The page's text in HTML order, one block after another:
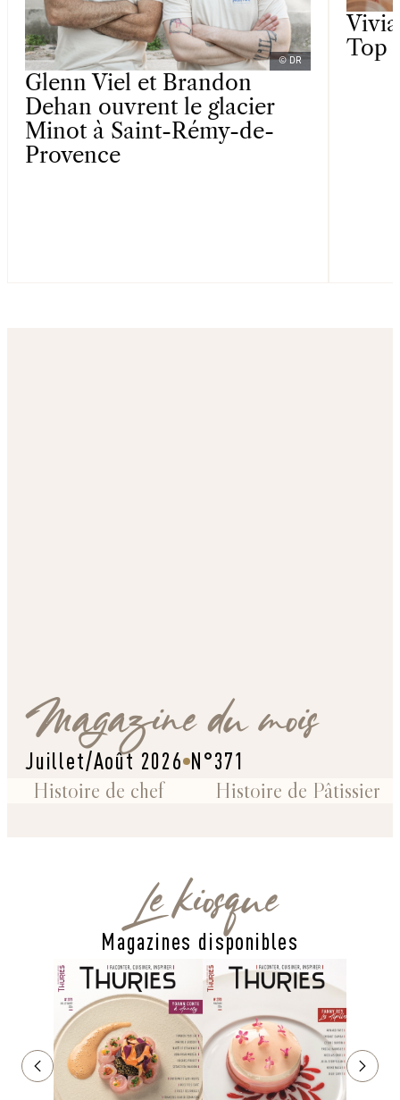
© DR
Glenn Viel et Brandon
Dehan ouvrent le glacier
Minot à Saint-Rémy-de-
Provence
Top
Magazine du mois
Juillet/Août 2026 N°371
Histoire de chef Histoire de Pâtissier
1
CHEF,
Le kiosque
Magazines disponibles